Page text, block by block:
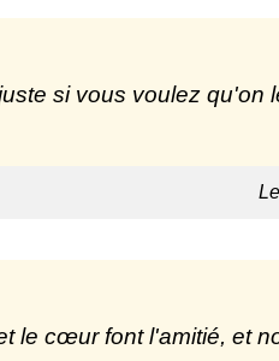
si vous voulez qu'on
le cœur font l'amitié, et